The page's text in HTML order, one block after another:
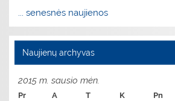
... senesnės naujienos
Naujienų archyvas
2015 m. sausio mėn.
Pr A T K Pn